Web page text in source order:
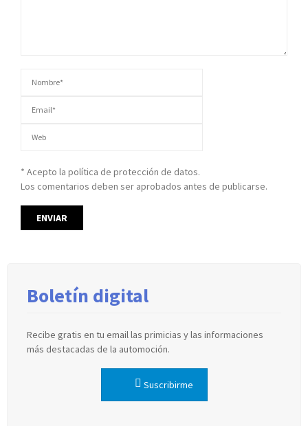
* Acepto la política de protección de datos.
Los comentarios deben ser aprobados antes de publicarse.
Boletín digital
Recibe gratis en tu email las primicias y las informaciones
más destacadas de la automoción.
Suscribirme